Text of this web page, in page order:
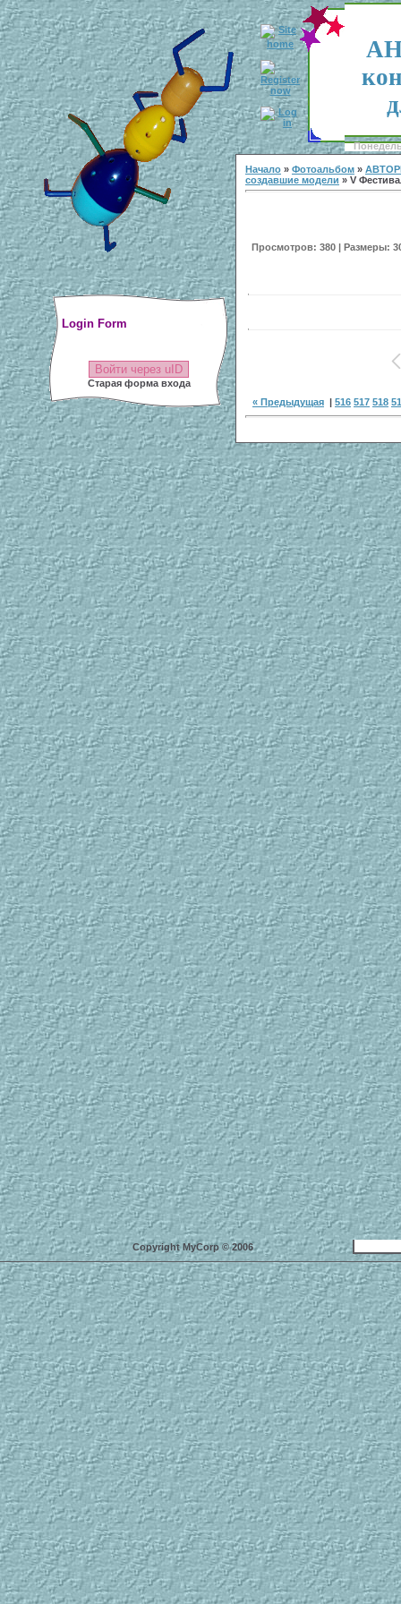
Login Form
Войти через uID
Старая форма входа
Начало » Фотоальбом »
создавшие модели » V
Просмотров: 380 | Размеры:
« Предыдущая | 516 517 518
Copyright MyCorp © 2006